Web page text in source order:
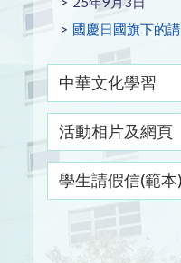
國慶日國旗下的
中華文化學習
活動相片及網頁
學生請假信(範本)